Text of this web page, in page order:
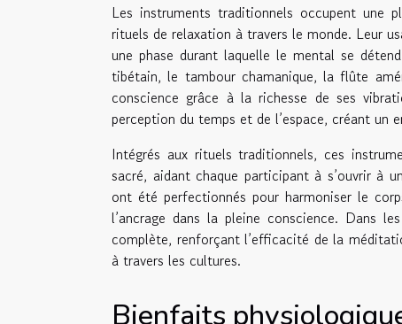
Les instruments traditionnels occupent une
rituels de relaxation à travers le monde. Leur
une phase durant laquelle le mental se
tibétain, le tambour chamanique, la flûte
conscience grâce à la richesse de ses
perception du temps et de l’espace, créant
Intégrés aux rituels traditionnels, ces
sacré, aidant chaque participant à s’ouvrir à
ont été perfectionnés pour harmoniser le
l’ancrage dans la pleine conscience. Dans
complète, renforçant l’efficacité de la
à travers les cultures.
Bienfaits